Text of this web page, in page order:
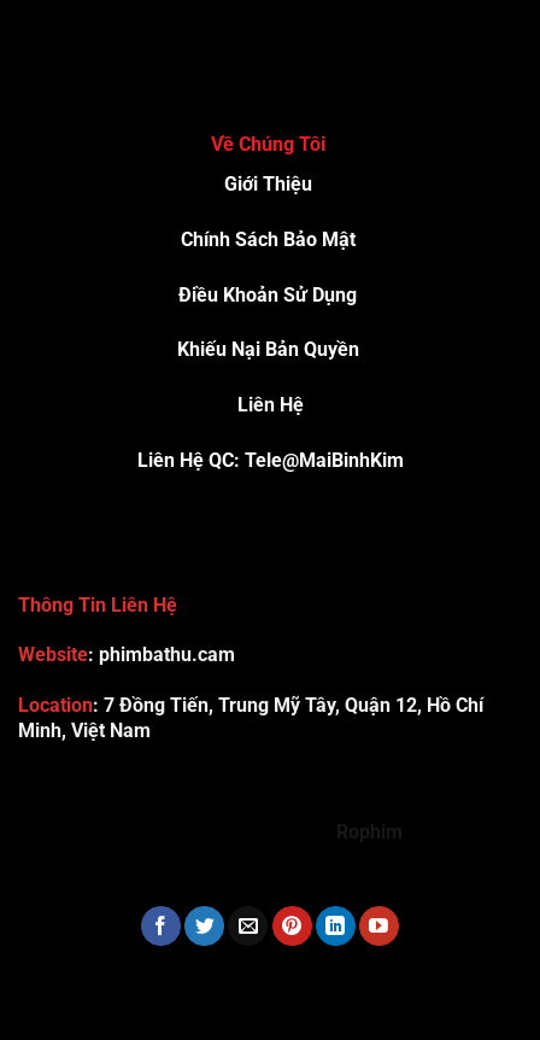
Về Chúng Tôi
Giới Thiệu
Chính Sách Bảo Mật
Điều Khoản Sử Dụng
Khiếu Nại Bản Quyền
Liên Hệ
Liên Hệ QC: Tele@MaiBinhKim
Thông Tin Liên Hệ
Website: phimbathu.cam
Location: 7 Đồng Tiến, Trung Mỹ Tây, Quận 12, Hồ Chí
Minh, Việt Nam
Rophim